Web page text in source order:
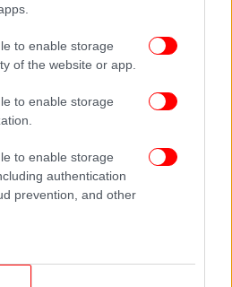
to enable storage
of the website or app.
to enable storage
to enable storage
authentication
prevention, and other
η εφημερίδα Die Welt
του CDU στην
«θα πρέπει να έχει
γράφει, «δεν μπορεί
μικρόνοια να
την AfD χωρίς λόγο». Η
αυτό είναι το... καλό
επρόκειτο για ανοησία, τότε
και συνεννόηση με το FDP